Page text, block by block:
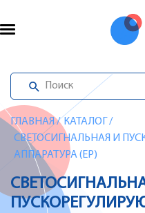
ГЛАВНАЯ/ КАТАЛОГ /
СВЕТОСИГНАЛЬНАЯ И
АППАРАТУРА (EP)